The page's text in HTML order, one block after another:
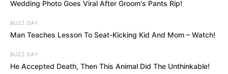
Wedding Photo Goes Viral After Groom's Pants Rip!
BUZZ DAY
Man Teaches Lesson To Seat-Kicking Kid And Mom – Watch!
BUZZ DAY
He Accepted Death, Then This Animal Did The Unthinkable!